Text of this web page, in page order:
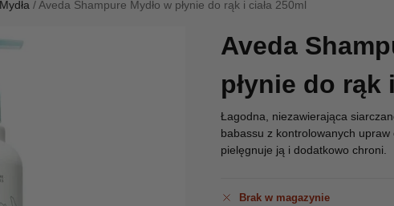
Mydła /Aveda Shampure Mydło w płynie do rąk i ciała 250ml
Aveda
płynie do rąk
Łagodna, niezawierająca
babassu z kontrolowanych
pielęgnuje ją i dodatkowo chroni.
Brak w magazynie